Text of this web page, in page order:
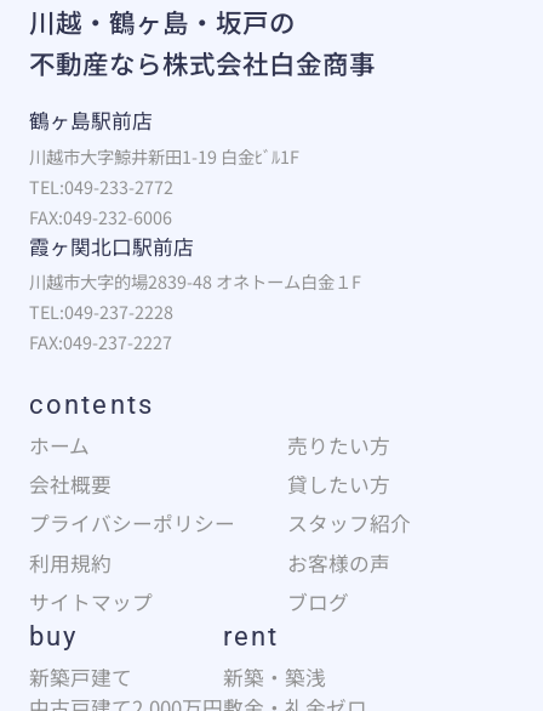
川越・鶴ヶ島・坂戸の
不動産なら株式会社白金商事
鶴ヶ島駅前店
川越市大字鯨井新田1-19 白金ﾋﾞﾙ1F
TEL:049-233-2772
FAX:049-232-6006
霞ヶ関北口駅前店
川越市大字的場2839-48 オネトーム白金１F
TEL:049-237-2228
FAX:049-237-2227
contents
ホーム
売りたい方
会社概要
貸したい方
プライバシーポリシー
スタッフ紹介
利用規約
お客様の声
サイトマップ
ブログ
buy
新築戸建て
rent
新築・築浅